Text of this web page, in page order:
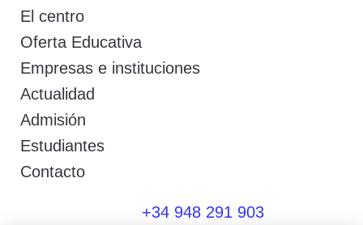
El centro
Oferta Educativa
Empresas e instituciones
Actualidad
Admisión
Estudiantes
Contacto
+34 948 291 903